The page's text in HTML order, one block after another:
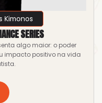
Kimonos
SERIES
algo maior: o poder
impacto positivo na vida